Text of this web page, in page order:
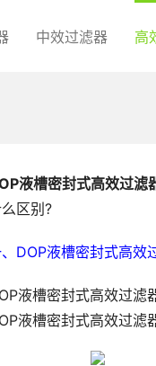
中效过滤器 高
液槽密封式高效过滤
区别?
DOP液槽密封式高效
液槽密封式高效过滤
液槽密封式高效过滤